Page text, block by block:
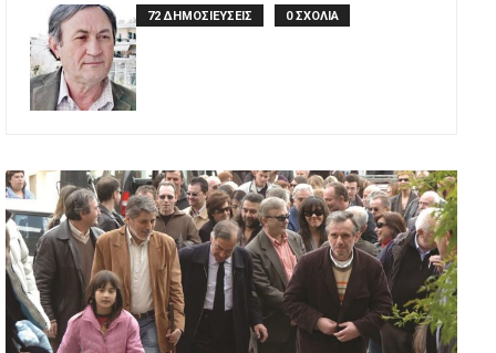
72 ΔΗΜΟΣΙΕΥΣΕΙΣ 0 ΣΧΟΛΙΑ